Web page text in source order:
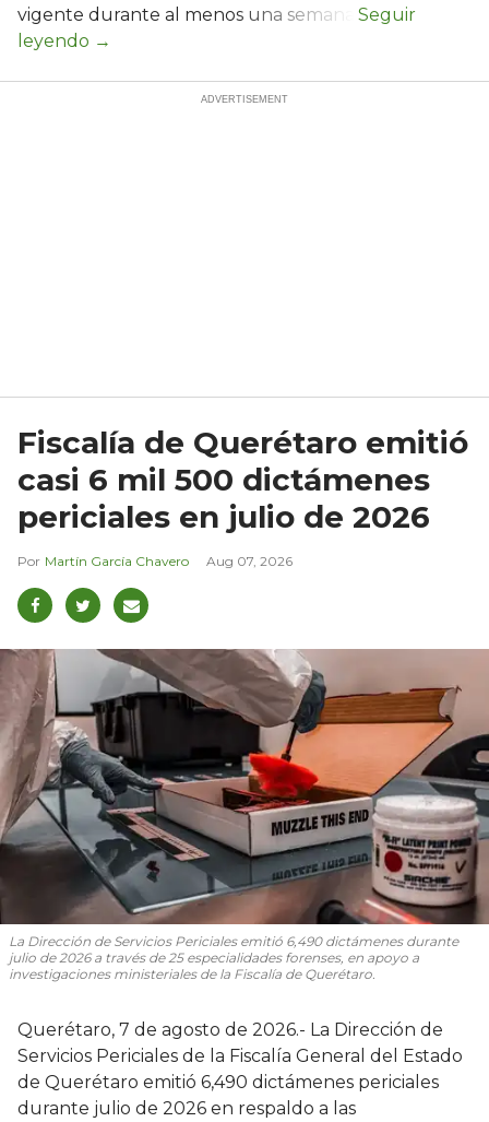
vigente durante al menos una semana.
Fiscalía de Querétaro emitió
casi 6 mil 500 dictámenes
periciales en julio de 2026
Martín García Chavero Aug 07, 2026
La Dirección de Servicios Periciales emitió 6,490 dictámenes durante
julio de 2026 a través de 25 especialidades forenses, en apoyo a
investigaciones ministeriales de la Fiscalía de Querétaro.
Querétaro, 7 de agosto de 2026.- La Dirección de
Servicios Periciales de la Fiscalía General del Estado
de Querétaro emitió 6,490 dictámenes periciales
durante julio de 2026 en respaldo a las